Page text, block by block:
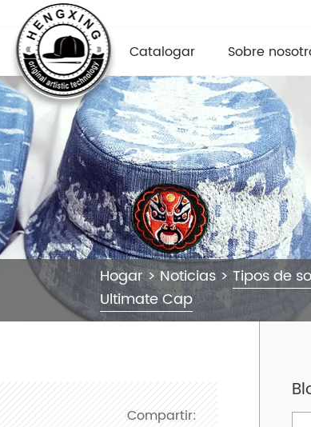
Catalogar Sobre
Hogar>Noticias>Tipos de
Ultimate Cap
Compartir: